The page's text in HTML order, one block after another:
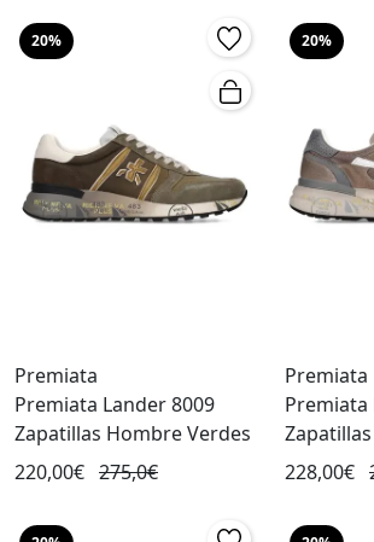
20%
Premiata
Premiata Lander 8009
Zapatillas Hombre Verdes
220,00€ 275,0€
20%
Premiata
Premiata
228,00€